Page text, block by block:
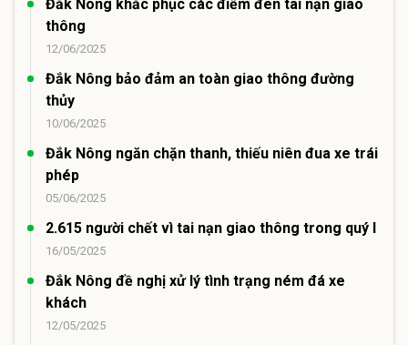
Đắk Nông khắc phục các điểm đen tai nạn giao
thông
12/06/2025
Đắk Nông bảo đảm an toàn giao thông đường
thủy
10/06/2025
Đắk Nông ngăn chặn thanh, thiếu niên đua xe trái
phép
05/06/2025
2.615 người chết vì tai nạn giao thông trong quý I
16/05/2025
Đắk Nông đề nghị xử lý tình trạng ném đá xe
khách
12/05/2025